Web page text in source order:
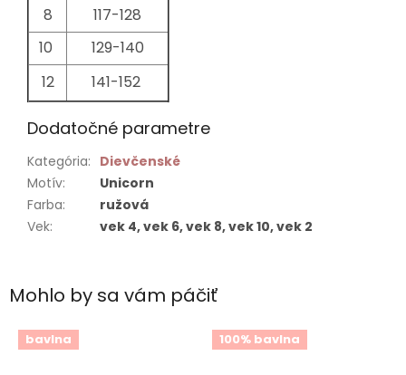
Mohlo by sa vám páčiť
bavlna 100% bavlna
8
117-128
10
129-140
12
141-152
Dodatočné parametre
Kategória: Dievčenské
Motív:
Unicorn
Farba:
ružová
Vek: vek 4, vek 6, vek 8, vek 10, vek 2